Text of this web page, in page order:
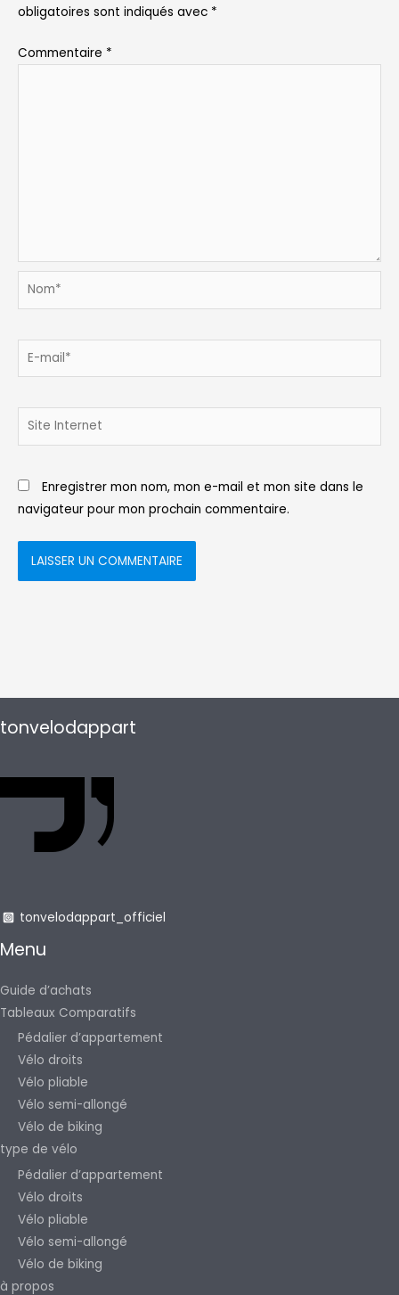
obligatoires sont indiqués avec *
Commentaire *
Nom*
E-
Site
Enregistrer mon nom, mon e-mail et mon site dans le
navigateur pour mon prochain commentaire.
tonvelodappart
tonvelodappart_officiel
Menu
Guide d’achats
Tableaux Comparatifs
Pédalier d’appartement
Vélo droits
Vélo pliable
Vélo semi-allongé
Vélo de biking
type de vélo
Pédalier d’appartement
Vélo droits
Vélo pliable
Vélo semi-allongé
Vélo de biking
à propos